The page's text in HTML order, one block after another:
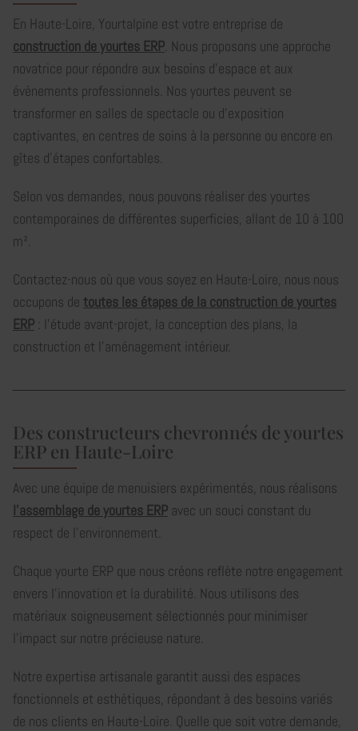
En Haute-Loire, Yourtalpine est votre entreprise de
construction de yourtes ERP. Nous proposons une approche
novatrice pour répondre aux besoins d'espace et aux
événements professionnels. Nos yourtes peuvent se
transformer en salles de spectacle ou d'exposition
captivantes, en centres de soins à la personne ou encore en
gîtes d'étapes confortables.
Selon vos demandes, nous pouvons réaliser des yourtes
contemporaines de différentes superficies, allant de 10 à 100
m².
Contactez-nous où que vous soyez en Haute-Loire, nous nous
occupons de toutes les étapes de la construction de yourtes
ERP : l’étude avant-projet, la conception des plans, la
construction et l’aménagement intérieur.
Des constructeurs chevronnés de yourtes
ERP en Haute-Loire
Avec une équipe de menuisiers expérimentés, nous réalisons
l'assemblage de yourtes ERP avec un souci constant du
respect de l'environnement.
Chaque yourte ERP que nous créons reflète notre engagement
envers l'innovation et la durabilité. Nous utilisons des
matériaux soigneusement sélectionnés pour minimiser
l'impact sur notre précieuse nature.
Notre expertise artisanale garantit aussi des espaces
fonctionnels et esthétiques, répondant à des besoins variés
de nos clients en Haute-Loire. Quelle que soit votre demande,